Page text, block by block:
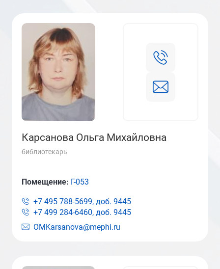
Карсанова Ольга Михайловна
библиотекарь
OMKarsanova@mephi.ru
Помещение: Г-053
+7 495 788-5699, доб. 9445
+7 499 284-6460, доб. 9445